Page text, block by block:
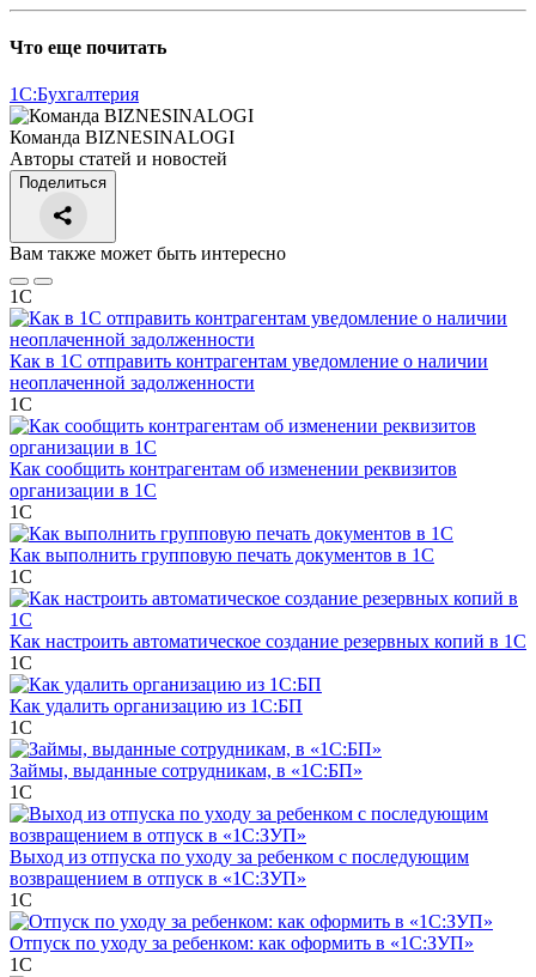
Что еще почитать
1С:Бухгалтерия
Команда BIZNESINALOGI
Авторы статей и новостей
Поделиться
Вам также может быть интересно
1С
Как в 1С отправить контрагентам уведомление о наличии
неоплаченной задолженности
1С
Как сообщить контрагентам об изменении реквизитов
организации в 1C
1С
Как выполнить групповую печать документов в 1C
1С
Как настроить автоматическое создание резервных копий в 1C
1С
Как удалить организацию из 1С:БП
1С
Займы, выданные сотрудникам, в «1С:БП»
1С
Выход из отпуска по уходу за ребенком с последующим
возвращением в отпуск в «1С:ЗУП»
1С
Отпуск по уходу за ребенком: как оформить в «1С:ЗУП»
1С